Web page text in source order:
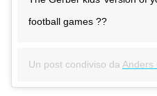
football games ?‍?
Un post condiviso da Anders